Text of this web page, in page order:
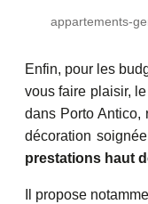
appartements-
Enfin, pour les
vous faire plaisir, le
dans Porto Antico,
décoration
prestations haut
Il propose